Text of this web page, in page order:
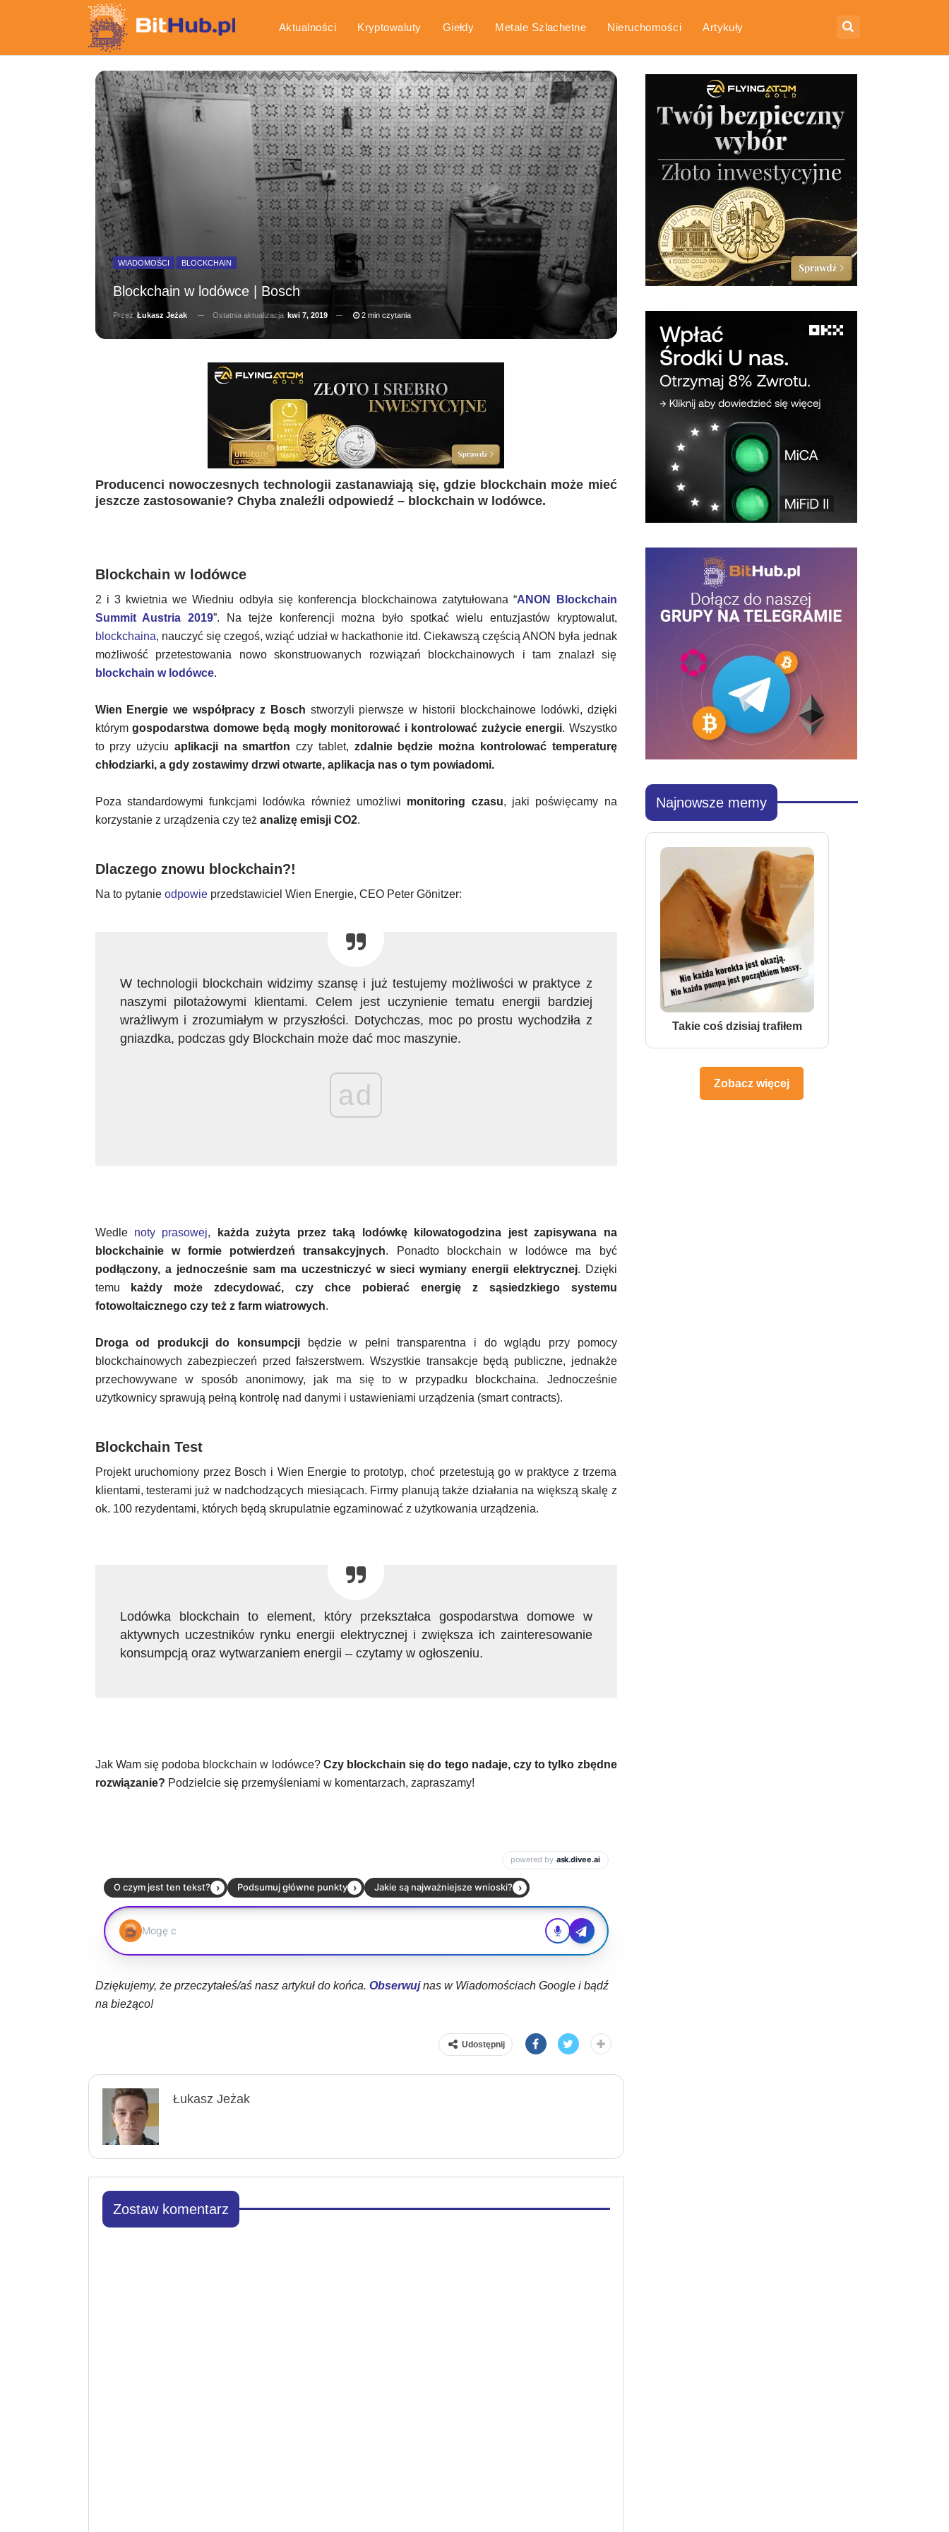
Aktualności Kryptowaluty Giełdy Metale Szlachetne Nieruchomości Artykuły
Gospodarka Poradniki
WIADOMOŚCI BLOCKCHAIN
Blockchain w lodówce | Bosch
PrzezŁukasz Jeżak Ostatnia aktualizacja kwi 7, 2019 2 min czytania
Producenci nowoczesnych technologii zastanawiają się, gdzie blockchain może mieć
jeszcze zastosowanie? Chyba znaleźli odpowiedź – blockchain w lodówce.
Blockchain w lodówce
2 i 3 kwietnia we Wiedniu odbyła się konferencja blockchainowa zatytułowana “ANON Blockchain
Summit Austria 2019”. Na tejże konferencji można było spotkać wielu entuzjastów kryptowalut,
blockchaina, nauczyć się czegoś, wziąć udział w hackathonie itd. Ciekawszą częścią ANON była jednak
możliwość przetestowania nowo skonstruowanych rozwiązań blockchainowych i tam znalazł się
blockchain w lodówce.
Wien Energie we współpracy z Bosch stworzyli pierwsze w historii blockchainowe lodówki, dzięki
którym gospodarstwa domowe będą mogły monitorować i kontrolować zużycie energii. Wszystko
to przy użyciu aplikacji na smartfon czy tablet, zdalnie będzie można kontrolować temperaturę
chłodziarki, a gdy zostawimy drzwi otwarte, aplikacja nas o tym powiadomi.
Poza standardowymi funkcjami lodówka również umożliwi monitoring czasu, jaki poświęcamy na
korzystanie z urządzenia czy też analizę emisji CO2.
Dlaczego znowu blockchain?!
Na to pytanie odpowieprzedstawiciel Wien Energie, CEO Peter Gönitzer:
W technologii blockchain widzimy szansę i już testujemy możliwości w praktyce z
naszymi pilotażowymi klientami. Celem jest uczynienie tematu energii bardziej
wrażliwym i zrozumiałym w przyszłości. Dotychczas, moc po prostu wychodziła z
gniazdka, podczas gdy Blockchain może dać moc maszynie.
ad
Wedle noty prasowej,
każda zużyta przez taką lodówkę kilowatogodzina jest zapisywana na
blockchainie w formie potwierdzeń transakcyjnych. Ponadto blockchain w lodówce ma być
podłączony, a jednocześnie sam ma uczestniczyć w sieci wymiany energii elektrycznej. Dzięki
temu
każdy może zdecydować, czy chce pobierać energię z sąsiedzkiego systemu
fotowoltaicznego czy też z farm wiatrowych.
Droga od produkcji do konsumpcjibędzie w pełni transparentna i do wglądu przy pomocy
blockchainowych zabezpieczeń przed fałszerstwem. Wszystkie transakcje będą publiczne, jednakże
przechowywane w sposób anonimowy, jak ma się to w przypadku blockchaina. Jednocześnie
użytkownicy sprawują pełną kontrolę nad danymi i ustawieniami urządzenia (smart contracts).
Blockchain Test
Projekt uruchomiony przez Bosch i Wien Energie to prototyp, choć przetestują go w praktyce z trzema
klientami, testerami już w nadchodzących miesiącach. Firmy planują także działania na większą skalę z
ok. 100 rezydentami, których będą skrupulatnie egzaminować z użytkowania urządzenia.
Lodówka blockchain to element, który przekształca gospodarstwa domowe w
aktywnych uczestników rynku energii elektrycznej i zwiększa ich zainteresowanie
konsumpcją oraz wytwarzaniem energii – czytamy w ogłoszeniu.
Jak Wam się podoba blockchain w lodówce? Czy blockchain się do tego nadaje, czy to tylko zbędne
rozwiązanie? Podzielcie się przemyśleniami w komentarzach, zapraszamy!
Dziękujemy, że przeczytałeś/aś nasz artykuł do końca. Obserwujnas w Wiadomościach Google i bądź
na bieżąco!
Udostępnij
Łukasz Jeżak
Zostaw komentarz
Najnowsze memy
Takie coś dzisiaj trafiłem
Zobacz więcej